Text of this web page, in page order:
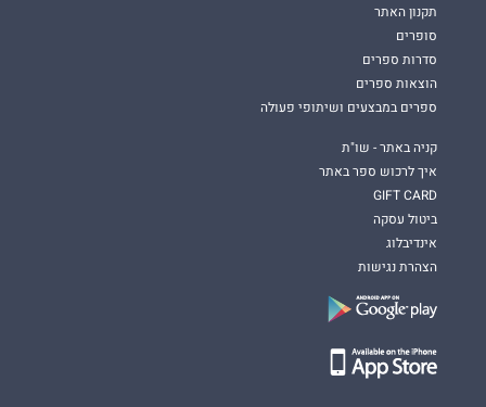
תקנון האתר
סופרים
סדרות ספרים
הוצאות ספרים
ספרים במבצעים ושיתופי פעולה
קניה באתר - שו"ת
איך לרכוש ספר באתר
GIFT CARD
ביטול עסקה
אינדיבלוג
הצהרת נגישות